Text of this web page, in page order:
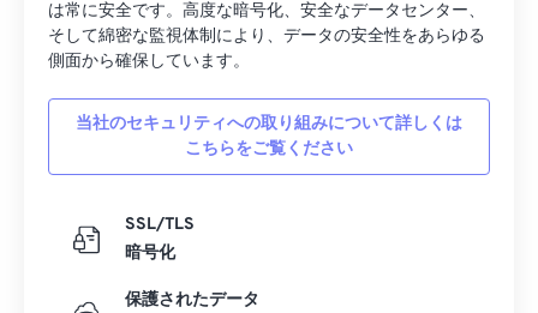
は常に安全です。高度な暗号化、安全なデータセンター、
そして綿密な監視体制により、データの安全性をあらゆる
側面から確保しています。
当社のセキュリティへの取り組みについて詳しくは
こちらをご覧ください
SSL/TLS
暗号化
保護されたデータ